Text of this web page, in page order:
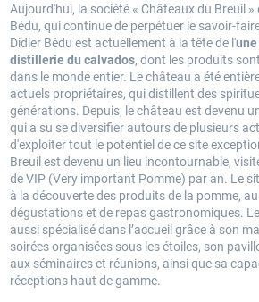
Aujourd'hui, la société « Châteaux du Breuil »
Bédu, qui continue de perpétuer le savoir-
Didier Bédu est actuellement à la tête de l'
distillerie du calvados, dont les produits
dans le monde entier. Le château a été
actuels propriétaires, qui distillent des
générations. Depuis, le château est devenu
qui a su se diversifier autours de plusieurs
d'exploiter tout le potentiel de ce site
Breuil est devenu un lieu incontournable,
de VIP (Very important Pomme) par an. Le
à la découverte des produits de la pomme,
dégustations et de repas gastronomiques.
aussi spécialisé dans l’accueil grâce à son
soirées organisées sous les étoiles, son
aux séminaires et réunions, ainsi que sa
réceptions haut de gamme.